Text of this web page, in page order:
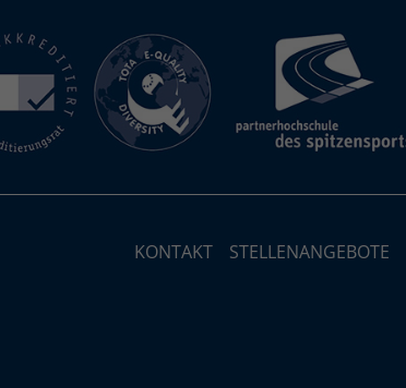
KONTAKT STELLENANGEBOTE